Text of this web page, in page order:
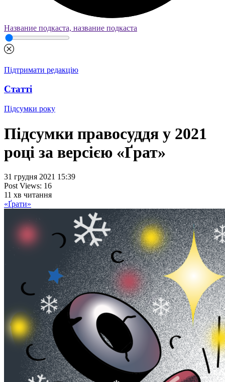
Название подкаста, название подкаста
Підтримати редакцію
Статті
Підсумки року
Підсумки правосуддя у 2021
році за версією «Ґрат»
31 грудня 2021 15:39
Post Views: 16
11 хв читання
«Ґрати»